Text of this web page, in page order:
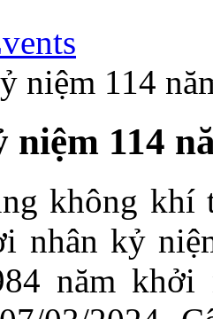
niệm 114
114
không khí
nhân kỷ
năm khởi